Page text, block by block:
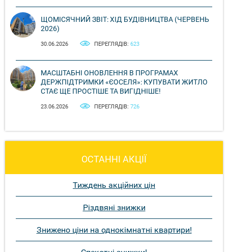
ЩОМІСЯЧНИЙ ЗВІТ: ХІД БУДІВНИЦТВА (ЧЕРВЕНЬ
2026)
30.06.2026 ПЕРЕГЛЯДІВ: 623
МАСШТАБНІ ОНОВЛЕННЯ В ПРОГРАМАХ
ДЕРЖПІДТРИМКИ «ЄОСЕЛЯ»: КУПУВАТИ ЖИТЛО
СТАЄ ЩЕ ПРОСТІШЕ ТА ВИГІДНІШЕ!
23.06.2026 ПЕРЕГЛЯДІВ: 726
ОСТАННІ АКЦІЇ
Тиждень акційних цін
Різдвяні знижки
Знижено ціни на однокімнатні квартири!